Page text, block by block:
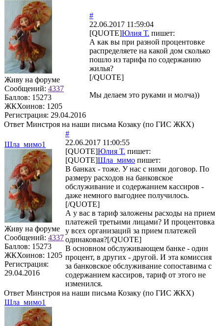
Живу на форуме
Сообщений: 4337
Баллов: 15273
ЖКХоинов: 1205
Регистрация: 29.04.2016
#
22.06.2017 11:59:04
[QUOTE]Юлия Т. пишет:
А как вы при разной процентовке
распределяете на какой дом сколько
пошло из тарифа по содержанию
жилья?
[/QUOTE]
Мы делаем это руками и молча))
Ответ Минстроя на наши письма Козаку (по ГИС ЖКХ)
Шла_мимо1
Живу на форуме
Сообщений: 4337
Баллов: 15273
ЖКХоинов: 1205
Регистрация:
29.04.2016
#
22.06.2017 11:00:55
[QUOTE]Юлия Т. пишет:
[QUOTE]Шла_мимо пишет:
В банках - тоже. У нас с ними договор. По
размеру расходов на банковское
обслуживание и содержанием кассиров -
даже немного выгоднее получилось.
[/QUOTE]
А у вас в тариф заложены расходы на прием
платежей третьими лицами? И процентовка
у всех организаций за прием платежей
одинаковая?[/QUOTE]
В основном обслуживающем банке - один
процент, в других - другой. И эта комиссия
за банковское обслуживание сопоставима с
содержанием кассиров, тариф от этого не
изменился.
Ответ Минстроя на наши письма Козаку (по ГИС ЖКХ)
Шла_мимо1